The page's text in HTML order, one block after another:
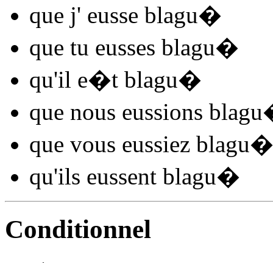
que j' eusse blagu�
que tu eusses blagu�
qu'il e�t blagu�
que nous eussions blagu
que vous eussiez blagu�
qu'ils eussent blagu�
Conditionnel